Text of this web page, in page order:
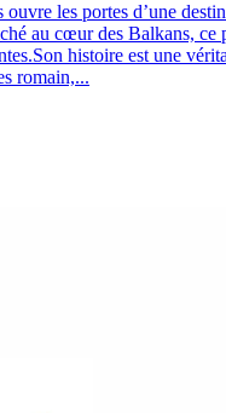
les portes d’une
au cœur des Balkans, ce
histoire est une
romain,...